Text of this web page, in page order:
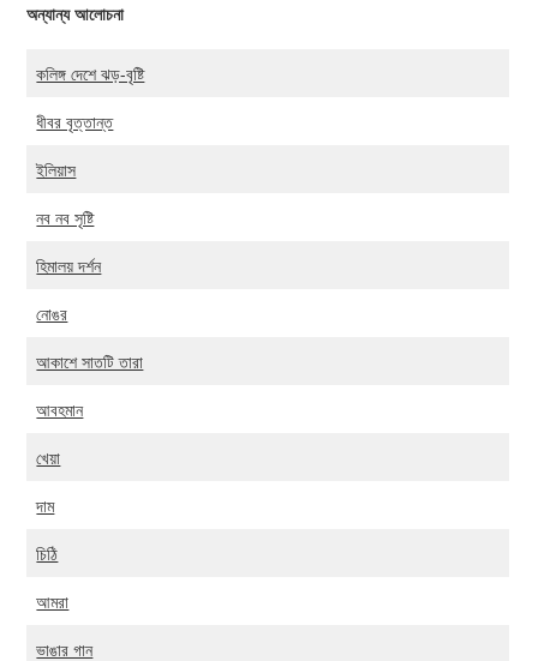
অন্যান্য আলোচনা
কলিঙ্গ দেশে ঝড়-বৃষ্টি
ধীবর বৃত্তান্ত
ইলিয়াস
নব নব সৃষ্টি
হিমালয় দর্শন
নোঙর
আকাশে সাতটি তারা
আবহমান
খেয়া
দাম
চিঠি
আমরা
ভাঙার গান